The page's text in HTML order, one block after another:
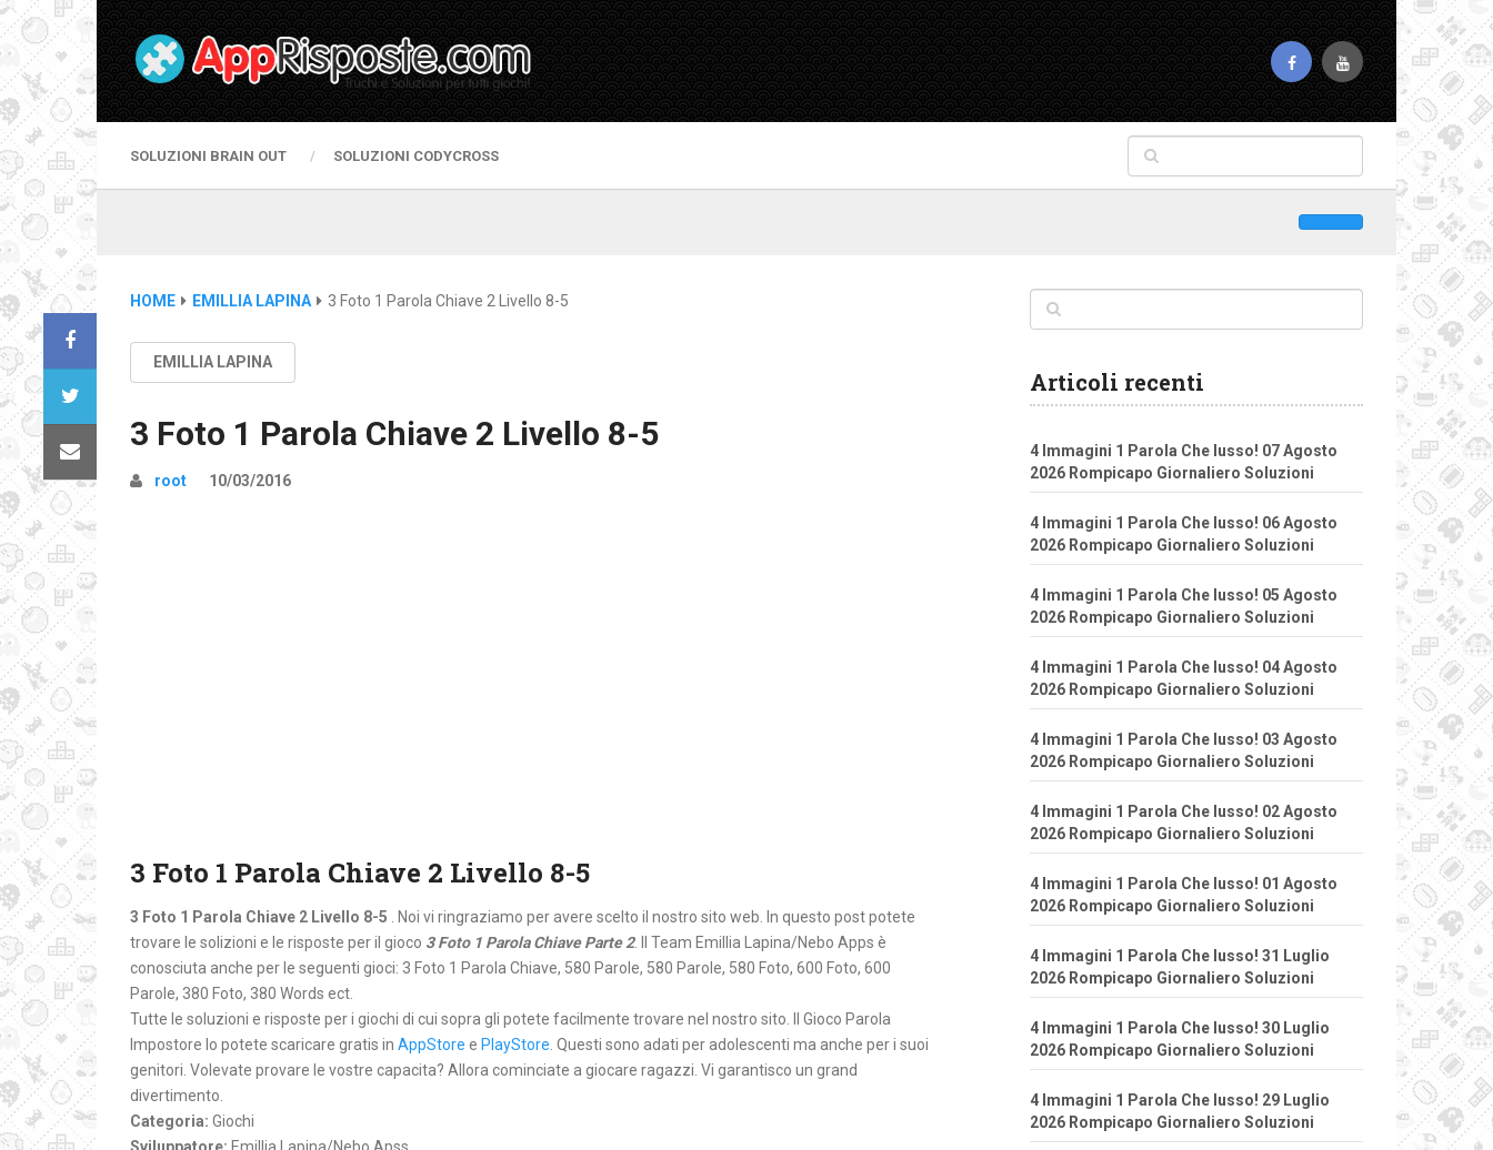
SOLUZIONI BRAIN OUT SOLUZIONI CODYCROSS
HOME EMILLIA LAPINA 3 Foto 1 Parola Chiave 2 Livello 8-5
EMILLIA LAPINA
3 Foto 1 Parola Chiave 2 Livello 8-5
root 10/03/2016
3 Foto 1 Parola Chiave 2 Livello 8-5
3 Foto 1 Parola Chiave 2 Livello 8-5
. Noi vi ringraziamo per avere scelto il nostro sito web. In questo post potete
trovare le solizioni e le risposte per il gioco 3 Foto 1 Parola Chiave Parte 2. Il Team Emillia Lapina/Nebo Apps è
conosciuta anche per le seguenti gioci: 3 Foto 1 Parola Chiave, 580 Parole, 580 Parole, 580 Foto, 600 Foto, 600
Parole, 380 Foto, 380 Words ect.
Tutte le soluzioni e risposte per i giochi di cui sopra gli potete facilmente trovare nel nostro sito. Il Gioco Parola
Impostore lo potete scaricare gratis in AppStore e PlayStore . Questi sono adati per adolescenti ma anche per i suoi
genitori. Volevate provare le vostre capacita? Allora cominciate a giocare ragazzi. Vi garantisco un grand
divertimento.
Categoria: Giochi
Articoli recenti
4 Immagini 1 Parola Che lusso! 07 Agosto
2026 Rompicapo Giornaliero Soluzioni
4 Immagini 1 Parola Che lusso! 06 Agosto
2026 Rompicapo Giornaliero Soluzioni
4 Immagini 1 Parola Che lusso! 05 Agosto
2026 Rompicapo Giornaliero Soluzioni
4 Immagini 1 Parola Che lusso! 04 Agosto
2026 Rompicapo Giornaliero Soluzioni
4 Immagini 1 Parola Che lusso! 03 Agosto
2026 Rompicapo Giornaliero Soluzioni
4 Immagini 1 Parola Che lusso! 02 Agosto
2026 Rompicapo Giornaliero Soluzioni
4 Immagini 1 Parola Che lusso! 01 Agosto
2026 Rompicapo Giornaliero Soluzioni
4 Immagini 1 Parola Che lusso! 31 Luglio
2026 Rompicapo Giornaliero Soluzioni
4 Immagini 1 Parola Che lusso! 30 Luglio
2026 Rompicapo Giornaliero Soluzioni
4 Immagini 1 Parola Che lusso! 29 Luglio
2026 Rompicapo Giornaliero Soluzioni